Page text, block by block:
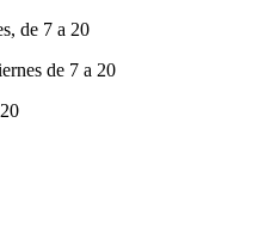
de 7 a 20
de 7 a 20